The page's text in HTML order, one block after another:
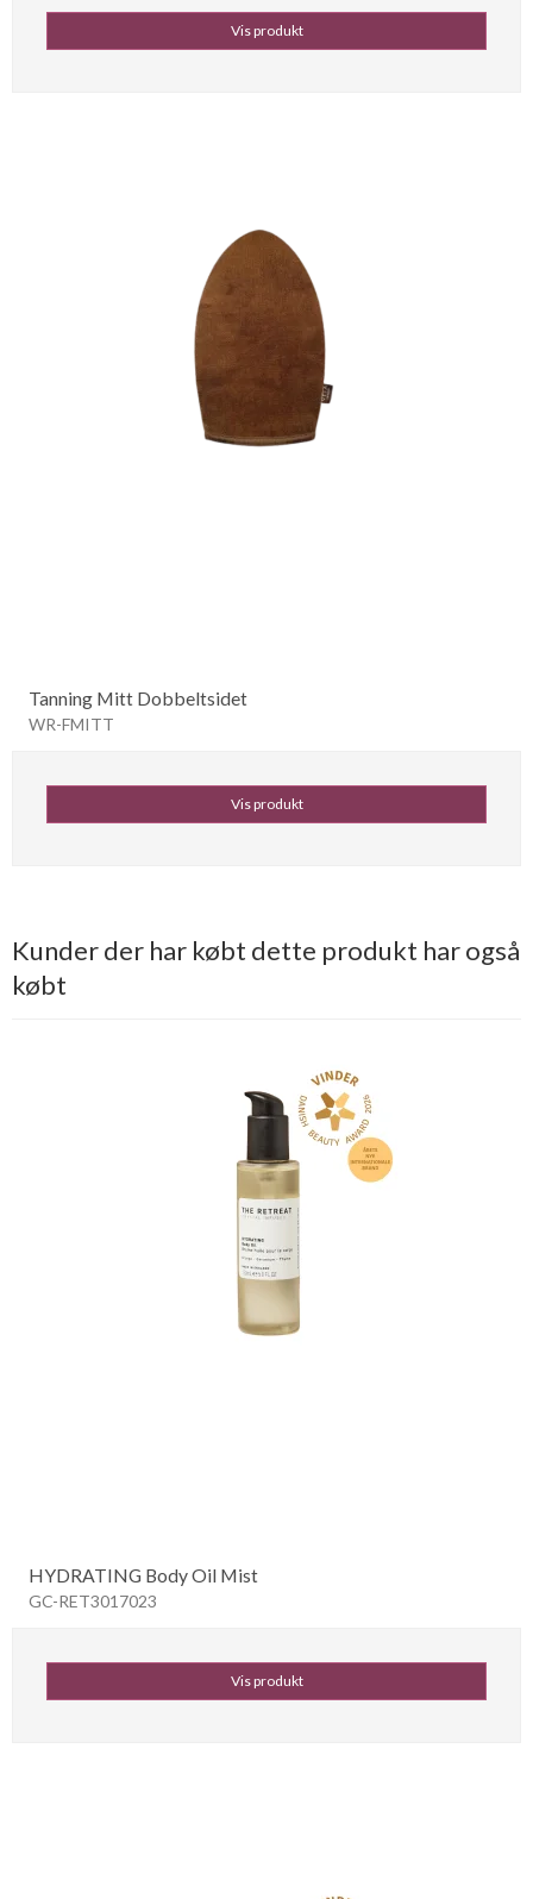
Vis produkt
Tanning Mitt Dobbeltsidet
WR-FMITT
Vis produkt
Kunder der har købt dette produkt har også
købt
HYDRATING Body Oil Mist
GC-RET3017023
Vis produkt